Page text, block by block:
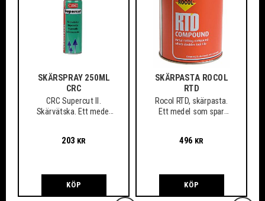
SKÄRSPRAY 250ML
CRC
CRC Supercut II.
Skärvätska. Ett medel
203 KR
KÖP
SKÄRPASTA ROCOL
RTD
Rocol RTD, skärpasta.
Ett medel som spar
mest svårbearbetade
496 KR
KÖP